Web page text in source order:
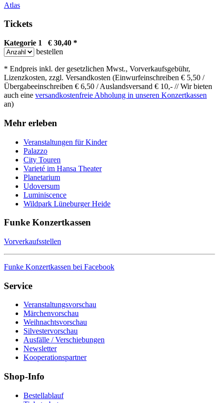
Atlas
Tickets
Kategorie 1 € 30,40 *
bestellen
* Endpreis inkl. der gesetzlichen Mwst., Vorverkaufsgebühr,
Lizenzkosten, zzgl. Versandkosten (Einwurfeinschreiben € 5,50 /
Übergabeeinschreiben € 6,50 / Auslandsversand € 10,- // Wir bieten
auch eine versandkostenfreie Abholung in unseren Konzertkassen
an)
Mehr erleben
Veranstaltungen für Kinder
Palazzo
City Touren
Varieté im Hansa Theater
Planetarium
Udoversum
Luminiscence
Wildpark Lüneburger Heide
Funke Konzertkassen
Vorverkaufsstellen
Funke Konzertkassen bei Facebook
Service
Veranstaltungsvorschau
Märchenvorschau
Weihnachtsvorschau
Silvestervorschau
Ausfälle / Verschiebungen
Newsletter
Kooperationspartner
Shop-Info
Bestellablauf